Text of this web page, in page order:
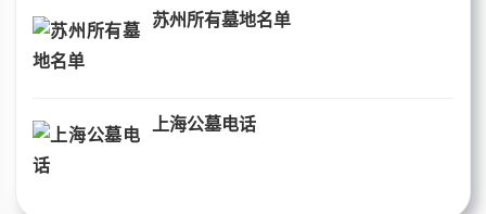
苏州所有墓地名单
上海公墓电话